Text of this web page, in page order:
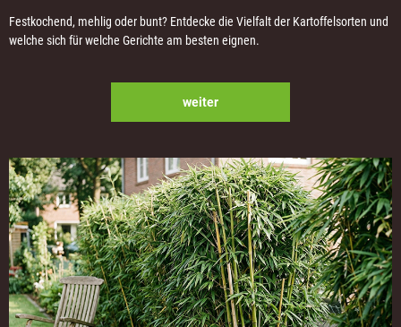
Festkochend, mehlig oder bunt? Entdecke die Vielfalt der Kartoffelsorten und
welche sich für welche Gerichte am besten eignen.
weiter